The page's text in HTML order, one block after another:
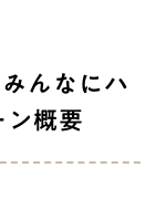
んなにハ
概要